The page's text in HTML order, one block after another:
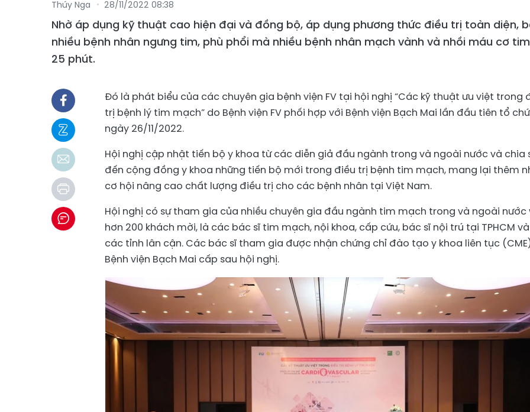
Thúy Nga 28/11/2022 08:38
Nhờ áp dụng kỹ thuật cao hiện đại và đồng bộ, áp dụng phương thức điều trị toàn diện,
nhiều bệnh nhân ngưng tim, phù phổi mà nhiều bệnh nhân mạch vành và nhồi máu cơ
25 phút.
Đó là phát biểu của các chuyên gia bệnh viện FV tại hội nghị “Các kỹ thuật ưu việt trong
trị bệnh lý tim mạch” do Bệnh viện FV phối hợp với Bệnh viện Bạch Mai lần đầu tiên tổ
ngày 26/11/2022.
Hội nghị cập nhật tiến bộ y khoa từ các diễn giả đầu ngành trong và ngoài nước và chia
đến cộng đồng y khoa những tiến bộ mới trong điều trị bệnh tim mạch, mang lại thêm
cơ hội nâng cao chất lượng điều trị cho các bệnh nhân tại Việt Nam.
Hội nghị có sự tham gia của nhiều chuyên gia đầu ngành tim mạch trong và ngoài nước
hơn 200 khách mời, là các bác sĩ tim mạch, nội khoa, cấp cứu, bác sĩ nội trú tại TPHCM và
các tỉnh lân cận. Các bác sĩ tham gia được nhận chứng chỉ đào tạo y khoa liên tục
Bệnh viện Bạch Mai cấp sau hội nghị.